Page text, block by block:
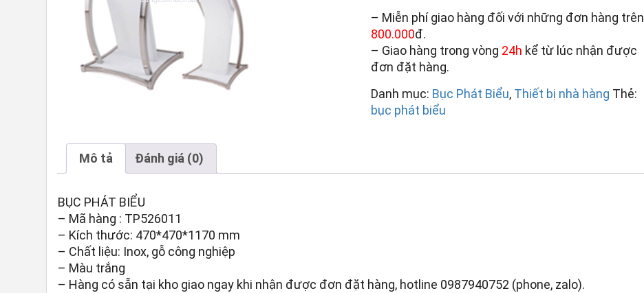
– Miễn phí giao hàng đối với những đơn hàng trên
800.000đ.
– Giao hàng trong vòng 24h kể từ lúc nhận được
đơn đặt hàng.
Danh mục: Bục Phát Biểu, Thiết bị nhà hàng Thẻ:
bục phát biểu
Mô tả Đánh giá (0)
BỤC PHÁT BIỂU
– Mã hàng : TP526011
– Kích thước: 470*470*1170 mm
– Chất liệu: Inox, gỗ công nghiệp
– Màu trắng
– Hàng có sẵn tại kho giao ngay khi nhận được đơn đặt hàng, hotline 0987940752 (phone, zalo).